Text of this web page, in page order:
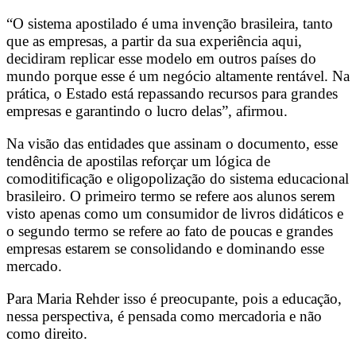
“O sistema apostilado é uma invenção brasileira, tanto
que as empresas, a partir da sua experiência aqui,
decidiram replicar esse modelo em outros países do
mundo porque esse é um negócio altamente rentável. Na
prática, o Estado está repassando recursos para grandes
empresas e garantindo o lucro delas”, afirmou.
Na visão das entidades que assinam o documento, esse
tendência de apostilas reforçar um lógica de
comoditificação e oligopolização do sistema educacional
brasileiro. O primeiro termo se refere aos alunos serem
visto apenas como um consumidor de livros didáticos e
o segundo termo se refere ao fato de poucas e grandes
empresas estarem se consolidando e dominando esse
mercado.
Para Maria Rehder isso é preocupante, pois a educação,
nessa perspectiva, é pensada como mercadoria e não
como direito.